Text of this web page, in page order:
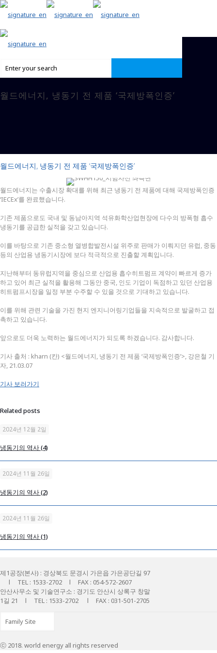
월드에너지, 냉동기 전 제품 ‘국제방폭인증’
월드에너지, 냉동기 전 제품 ‘국제방폭인증’
월드에너지는 수출시장 확대를 위해 최근 냉동기 전 제품에 대해 국제방폭인증
‘IECEx’를 완료했습니다.
기존 제품으로도 국내 및 동남아지역 석유화학산업현장에 다수의 방폭형 흡수
냉동기를 공급한 실적을 갖고 있습니다.
이를 바탕으로 기존 중소형 열병합발전시설 위주로 판매가 이뤄지던 유럽, 중동
등의 산업용 냉동기시장에 보다 적극적으로 진출할 계획입니다.
지난해부터 동유럽지역을 중심으로 산업용 흡수히트펌프 계약이 빠르게 증가
하고 있어 최근 실적을 활용해 그동안 중국, 인도 기업이 독점하고 있던 산업용
히트펌프시장을 일정 부분 수주할 수 있을 것으로 기대하고 있습니다.
이를 위해 관련 기술을 가진 현지 엔지니어링기업들을 지속적으로 발굴하고 접
촉하고 있습니다.
앞으로도 더욱 노력하는 월드에너지가 되도록 하겠습니다. 감사합니다.
기사 출처 : kharn (칸) <월드에너지, 냉동기 전 제품 ‘국제방폭인증’>, 강은철 기
자, 21.03.07
기사 보러가기
Related posts
2024년 12월 2일
냉동기의 역사 (4)
2024년 11월 26일
냉동기의 역사 (2)
2024년 11월 26일
냉동기의 역사 (1)
제1공장(본사) : 경상북도 문경시 가은읍 가은공단길 97
l TEL : 1533-2702 l FAX : 054-572-2607
안산사무소 및 기술연구소 : 경기도 안산시 상록구 창말
1길 21 l TEL : 1533-2702 l FAX : 031-501-2705
ⓒ 2018. world energy all rights reserved